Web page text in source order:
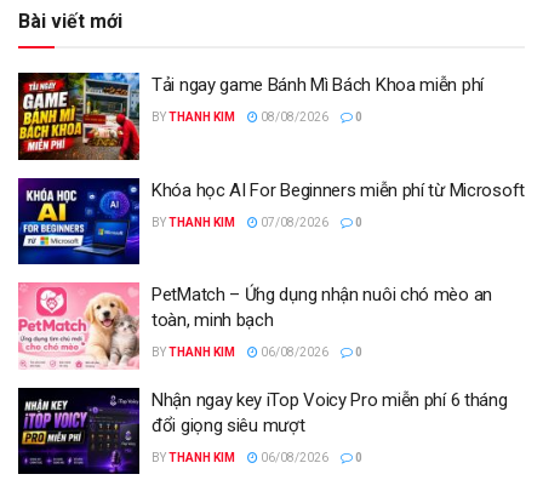
Bài viết mới
Tải ngay game Bánh Mì Bách Khoa miễn phí
BYTHANH KIM 08/08/2026 0
Khóa học AI For Beginners miễn phí từ Microsoft
BYTHANH KIM 07/08/2026 0
PetMatch – Ứng dụng nhận nuôi chó mèo an
toàn, minh bạch
BYTHANH KIM 06/08/2026 0
Nhận ngay key iTop Voicy Pro miễn phí 6 tháng
đổi giọng siêu mượt
BYTHANH KIM 06/08/2026 0